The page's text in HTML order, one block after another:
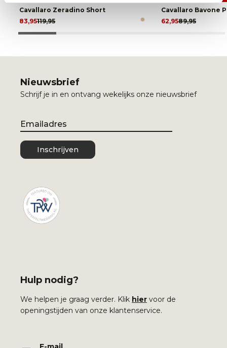
Cavallaro Zeradino Short
119,95
83,95
Cavallaro Bavone
89,95
62,95
Nieuwsbrief
Schrijf je in en ontvang wekelijks onze nieuwsbrief
Email
Inschrijven
Hulp nodig?
We helpen je graag verder. Klik hier voor de
openingstijden van onze klantenservice.